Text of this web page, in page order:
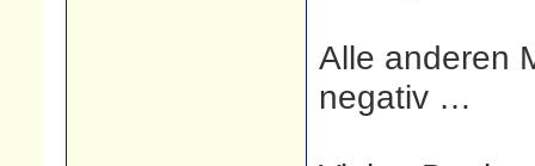
Alle anderen
negativ …